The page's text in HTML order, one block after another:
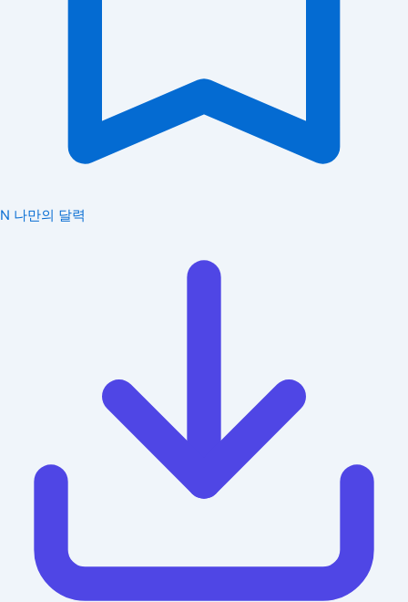
N 나만의 달력